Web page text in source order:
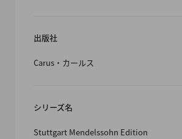
出版社
Carus・カールス
シリーズ名
Stuttgart Mendelssohn Edition